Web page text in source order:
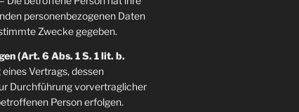
personenbezogenen Daten
Zwecke gegeben.
(Art. 6 Abs. 1 S. 1 lit. b.
Vertrags, dessen
Durchführung vorvertraglicher
Person erfolgen.